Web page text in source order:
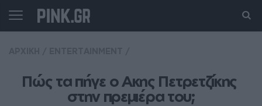
Πώς τα πήγε ο Ακης Πετρετζίκης
στην πρεμιέρα του;